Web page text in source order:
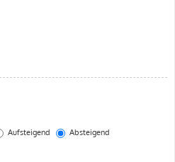
Aufsteigend
Absteigend